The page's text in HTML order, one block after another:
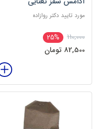
مورد تایید دکتر روازاده
110,000
25%
82,500 تومان